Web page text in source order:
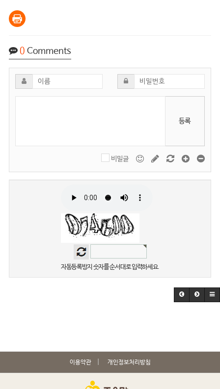
0 Comments
등록
비밀글
자동등록방지 숫자를 순서대로 입력하세요.
이용약관 개인정보처리방침